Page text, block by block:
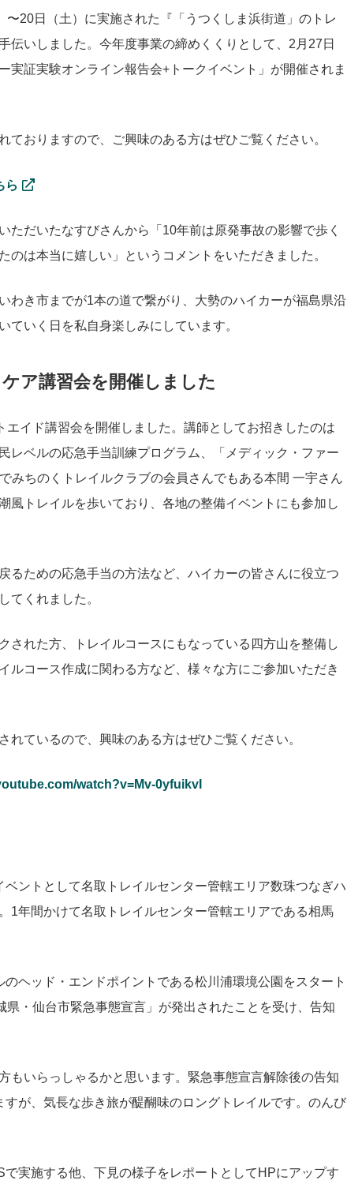
20日（土）に実施された『「うつくしま浜街道」のトレ
伝いしました。今年度事業の締めくくりとして、2月27日
実証実験オンライン報告会+トークイベント」が開催されま
ておりますので、ご興味のある方はぜひご覧ください。
ら
ただいたなすびさんから「10年前は原発事故の影響で歩く
のは本当に嬉しい」というコメントをいただきました。
わき市までが1本の道で繋がり、大勢のハイカーが福島県沿
ていく日を私自身楽しみにしています。
ア講習会を開催しました
イド講習会を開催しました。講師としてお招きしたのは
レベルの応急手当訓練プログラム、「メディック・ファー
みちのくトレイルクラブの会員さんでもある本間 一宇さん
風トレイルを歩いており、各地の整備イベントにも参加し
るための応急手当の方法など、ハイカーの皆さんに役立つ
てくれました。
された方、トレイルコースにもなっている四方山を整備し
ルコース作成に関わる方など、様々な方にご参加いただき
れているので、興味のある方はぜひご覧ください。
watch?v=Mv-0yfuikvI
ントとして名取トレイルセンター管轄エリア数珠つなぎハ
1年間かけて名取トレイルセンター管轄エリアである相馬
ヘッド・エンドポイントである松川浦環境公園をスタート
・仙台市緊急事態宣言」が発出されたことを受け、告知
もいらっしゃるかと思います。緊急事態宣言解除後の告知
が、気長な歩き旅が醍醐味のロングトレイルです。のんび
実施する他、下見の様子をレポートとしてHPにアップす